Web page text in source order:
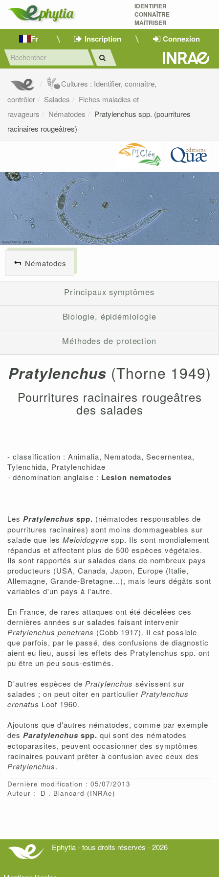
IDENTIFIER
CONNAÎTRE
MAÎTRISER
Fr Inscription Connexion
Cultures : Identifier, connaître,
contrôler
Salades
Fiches maladies et
ravageurs
Nématodes
Pratylenchus spp. (pourritures
racinaires rougeâtres)
Nématodes
Principaux symptômes
Biologie, épidémiologie
Méthodes de protection
Pratylenchus (Thorne 1949)
Pourritures racinaires rougeâtres
des salades
- classification : Animalia, Nematoda, Secernentea,
Tylenchida, Pratylenchidae
- dénomination anglaise : Lesion nematodes
Les Pratylenchus spp. (nématodes responsables de
pourritures racinaires) sont moins dommageables sur
salade que les Meloidogyne spp. Ils sont mondialement
répandus et affectent plus de 500 espèces végétales.
Ils sont rapportés sur salades dans de nombreux pays
producteurs (USA, Canada, Japon, Europe (Italie,
Allemagne, Grande-Bretagne...), mais leurs dégâts sont
variables d'un pays à l'autre.
En France, de rares attaques ont été décelées ces
dernières années sur salades faisant intervenir
Pratylenchus penetrans (Cobb 1917). Il est possible
que parfois, par le passé, des confusions de diagnostic
aient eu lieu, aussi les effets des Pratylenchus spp. ont
pu être un peu sous-estimés.
D'autres espèces de Pratylenchus sévissent sur
salades ; on peut citer en particulier Pratylenchus
crenatus Loof 1960.
Ajoutons que d'autres nématodes, comme par exemple
des Paratylenchus spp. qui sont des nématodes
ectoparasites, peuvent occasionner des symptômes
racinaires pouvant prêter à confusion avec ceux des
Pratylenchus.
Dernière modification : 05/07/2013
Auteur :
D Blancard (INRAe)
Ephytia - tous droits réservés - 2026